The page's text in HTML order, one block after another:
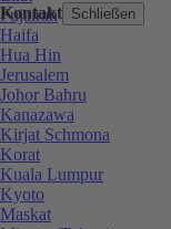
Kontakt Schließen
Fujairah
Haifa
Hua Hin
Jerusalem
Johor Bahru
Kanazawa
Kirjat Schmona
Korat
Kuala Lumpur
Kyoto
Maskat